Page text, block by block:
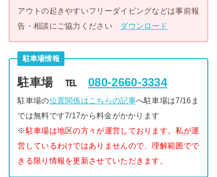
アウトの起きやすいフリーダイビングなどは事前報
告・相談にご協力ください ダウンロード
駐車場情報
駐車場 ℡ 080-2660-3334
駐車場の位置関係はこちらの記事へ駐車場は7/16ま
では無料です7/17から料金がかかります
※駐車場は地区の方々が運営しております。私が運
営しているわけではありませんので、理解範囲でで
きる限り情報を更新させていただきます。